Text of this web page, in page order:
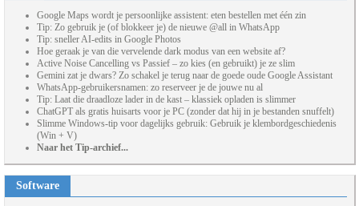
Google Maps wordt je persoonlijke assistent: eten bestellen met één zin
Tip: Zo gebruik je (of blokkeer je) de nieuwe @all in WhatsApp
Tip: sneller AI-edits in Google Photos
Hoe geraak je van die vervelende dark modus van een website af?
Active Noise Cancelling vs Passief – zo kies (en gebruikt) je ze slim
Gemini zat je dwars? Zo schakel je terug naar de goede oude Google Assistant
WhatsApp-gebruikersnamen: zo reserveer je de jouwe nu al
Tip: Laat die draadloze lader in de kast – klassiek opladen is slimmer
ChatGPT als gratis huisarts voor je PC (zonder dat hij in je bestanden snuffelt)
Slimme Windows-tip voor dagelijks gebruik: Gebruik je klembordgeschiedenis
(Win + V)
Naar het Tip-archief...
Software